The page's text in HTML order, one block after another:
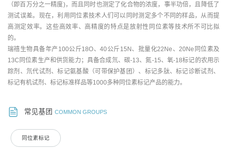
（即百万分之一精度)，而且同时也测定了化合物的浓度，事半功倍，且降低了
测试误差。现在，利用同位素技术人们可以同时测定多个不同的样品，从而提
高测定效率。这些高效率、高精度的特点是放射性同位素等技术所不可比拟
的。
瑞禧生物具备年产100公斤18O、40公斤15N、批量化22Ne、20Ne同位素及
13C同位素生产和供货能力；具备合成氘、碳-13、氮-15、氧-18标记的农用示
踪剂、氘代试剂、标记氨基酸（可带保护基团）、标记多肽、标记诊断试剂、
标记有机试剂、标记标准样品等1000多种同位素标记产品的能力。
常见基团 COMMON GROUPS
同位素标记